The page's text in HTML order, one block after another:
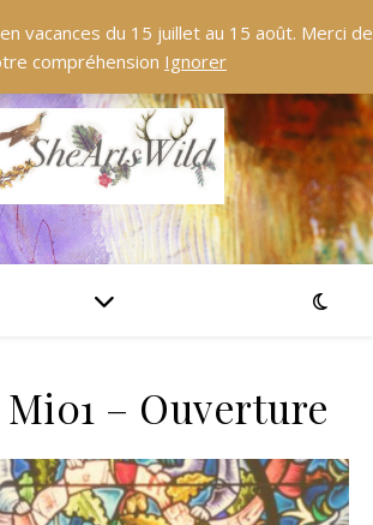
vacances du 15 juillet au 15 août. Merci de
compréhension Ignorer
– Ouverture